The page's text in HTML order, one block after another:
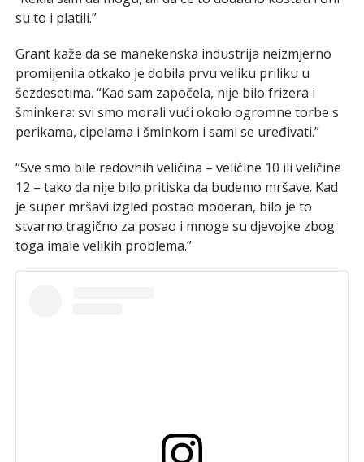
su to i platili.”
Grant kaže da se manekenska industrija neizmjerno
promijenila otkako je dobila prvu veliku priliku u
šezdesetima. “Kad sam započela, nije bilo frizera i
šminkera: svi smo morali vući okolo ogromne torbe s
perikama, cipelama i šminkom i sami se uređivati.”
“Sve smo bile redovnih veličina – veličine 10 ili veličine
12 – tako da nije bilo pritiska da budemo mršave. Kad
je super mršavi izgled postao moderan, bilo je to
stvarno tragično za posao i mnoge su djevojke zbog
toga imale velikih problema.”